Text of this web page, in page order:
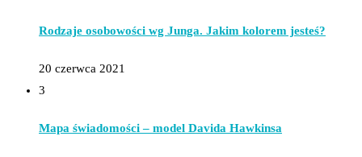
Rodzaje osobowości wg Junga. Jakim kolorem jesteś?
20 czerwca 2021
3
Mapa świadomości – model Davida Hawkinsa